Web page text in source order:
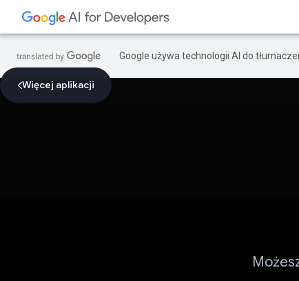
Google używa technologii AI do
Więcej aplikacji